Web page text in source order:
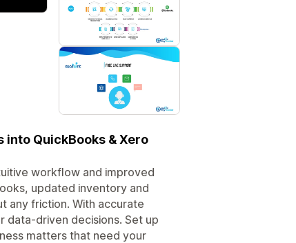
QuickBooks & Xero
workflow and improved
updated inventory and
any friction. With accurate
data-driven decisions. Set up
matters that need your